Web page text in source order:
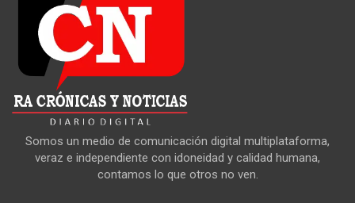
Somos un medio de comunicación digital multiplataforma,
veraz e independiente con idoneidad y calidad humana,
contamos lo que otros no ven.